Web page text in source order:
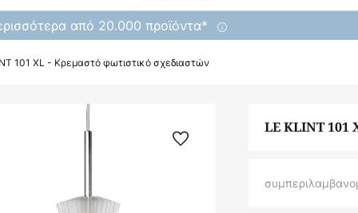
από 20.000 προϊόντα*
101 XL - Κρεμαστό φωτιστικό σχεδιαστών
LE KLINT 101